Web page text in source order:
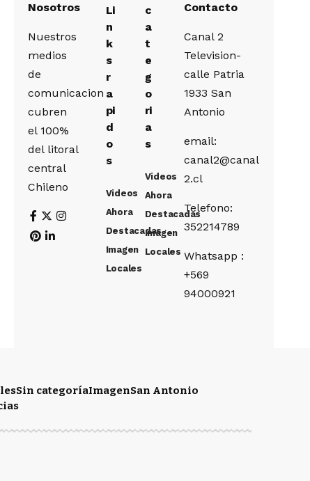
Nosotros
Nuestros
medios
de
comunicacion
cubren
el 100%
del litoral
central
Chileno
Li
n
k
s
r
a
pi
d
o
s
Videos
Ahora
Destacadas
Imagen
Locales
c
a
t
e
g
o
ri
a
s
Videos
Ahora
Destacadas
Imagen
Locales
Contacto
Canal 2
Television-
calle Patria
1933 San
Antonio
email:
canal2@canal
2.cl
Telefono:
352214789
Whatsapp :
+569
94000921
Sin categoríaImagenSan Antonio